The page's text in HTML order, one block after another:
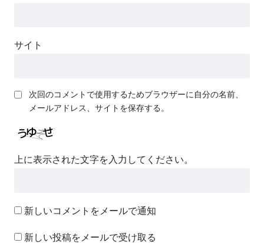
サイト
次回のコメントで使用するためブラウザーに自分の名前、
メールアドレス、サイトを保存する。
上に表示された文字を入力してください。
新しいコメントをメールで通知
新しい投稿をメールで受け取る